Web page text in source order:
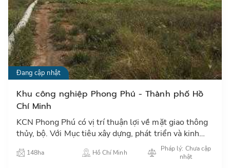
Đang cập nhật
Khu công nghiệp Phong Phú - Thành phố Hồ
Chí Minh
KCN Phong Phú có vị trí thuận lợi về mặt giao thông
thủy, bộ. Với Mục tiêu xây dựng, phát triển và kinh
doanh cơ sở hạ tầng, các dịch vụ tiện ích trong khu
công…
148ha Hồ Chí Minh
Pháp lý: Chưa cập
nhật